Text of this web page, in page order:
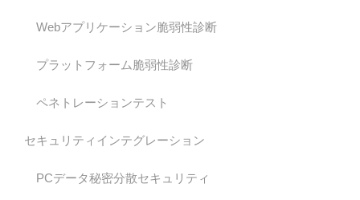
Webアプリケーション脆弱性診断
プラットフォーム脆弱性診断
ペネトレーションテスト
セキュリティインテグレーション
PCデータ秘密分散セキュリティ